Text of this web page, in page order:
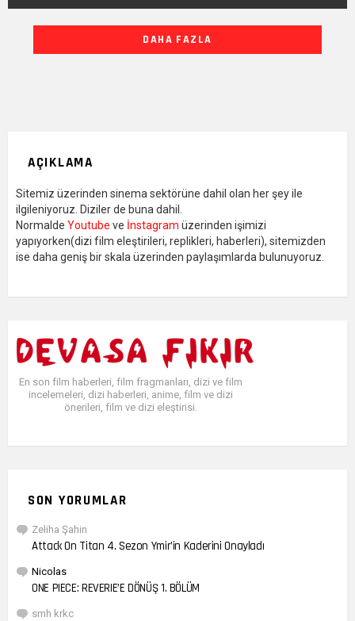
DAHA FAZLA
AÇIKLAMA
Sitemiz üzerinden sinema sektörüne dahil olan her şey ile
ilgileniyoruz. Diziler de buna dahil.
Normalde Youtube ve İnstagram üzerinden işimizi
yapıyorken(dizi film eleştirileri, replikleri, haberleri), sitemizden
ise daha geniş bir skala üzerinden paylaşımlarda bulunuyoruz.
En son film haberleri, film fragmanları, dizi ve film
incelemeleri, dizi haberleri, anime, film ve dizi
önerileri, film ve dizi eleştirisi.
SON YORUMLAR
Zeliha Şahin
Attack On Titan 4. Sezon Ymir’in Kaderini Onayladı
Nicolas
ONE PIECE: REVERIE’E DÖNÜŞ 1. BÖLÜM
smh krkc